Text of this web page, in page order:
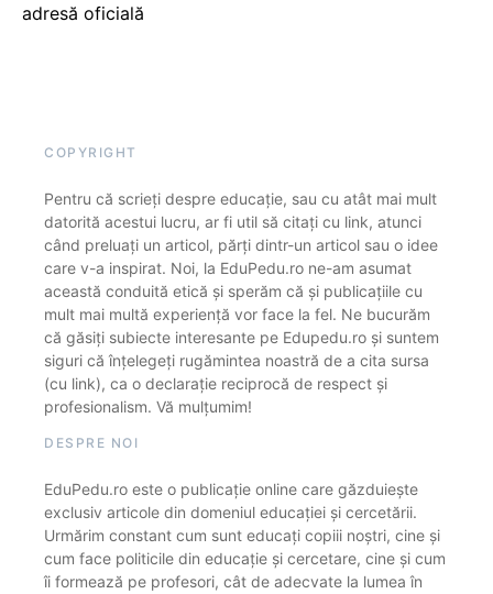
adresă oficială
COPYRIGHT
Pentru că scrieți despre educație, sau cu atât mai mult
datorită acestui lucru, ar fi util să citați cu link, atunci
când preluați un articol, părți dintr-un articol sau o idee
care v-a inspirat. Noi, la EduPedu.ro ne-am asumat
această conduită etică și sperăm că și publicațiile cu
mult mai multă experiență vor face la fel. Ne bucurăm
că găsiți subiecte interesante pe Edupedu.ro și suntem
siguri că înțelegeți rugămintea noastră de a cita sursa
(cu link), ca o declarație reciprocă de respect și
profesionalism. Vă mulțumim!
DESPRE NOI
EduPedu.ro este o publicație online care găzduiește
exclusiv articole din domeniul educației și cercetării.
Urmărim constant cum sunt educați copiii noștri, cine și
cum face politicile din educație și cercetare, cine și cum
îi formează pe profesori, cât de adecvate la lumea în